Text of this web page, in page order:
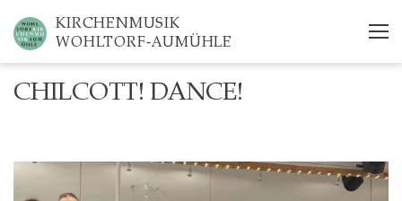
main
content
KIRCHENMUSIK
WOHLTORF-AUMÜHLE
CHILCOTT! DANCE!